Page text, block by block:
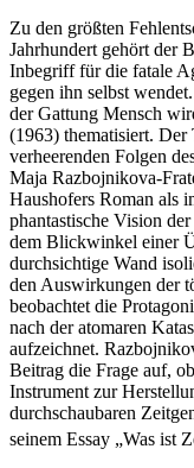
Zu den größten
Jahrhundert gehört der
Inbegriff für die fatale
gegen ihn selbst
der Gattung Mensch
(1963) thematisiert. Der
verheerenden Folgen
Maja Razbojnikova-
Haushofers Roman als
phantastische Vision
dem Blickwinkel einer
durchsichtige Wand
den Auswirkungen der
beobachtet die
nach der atomaren
aufzeichnet.
Beitrag die Frage auf,
Instrument zur
durchschaubaren
seinem Essay „Was ist